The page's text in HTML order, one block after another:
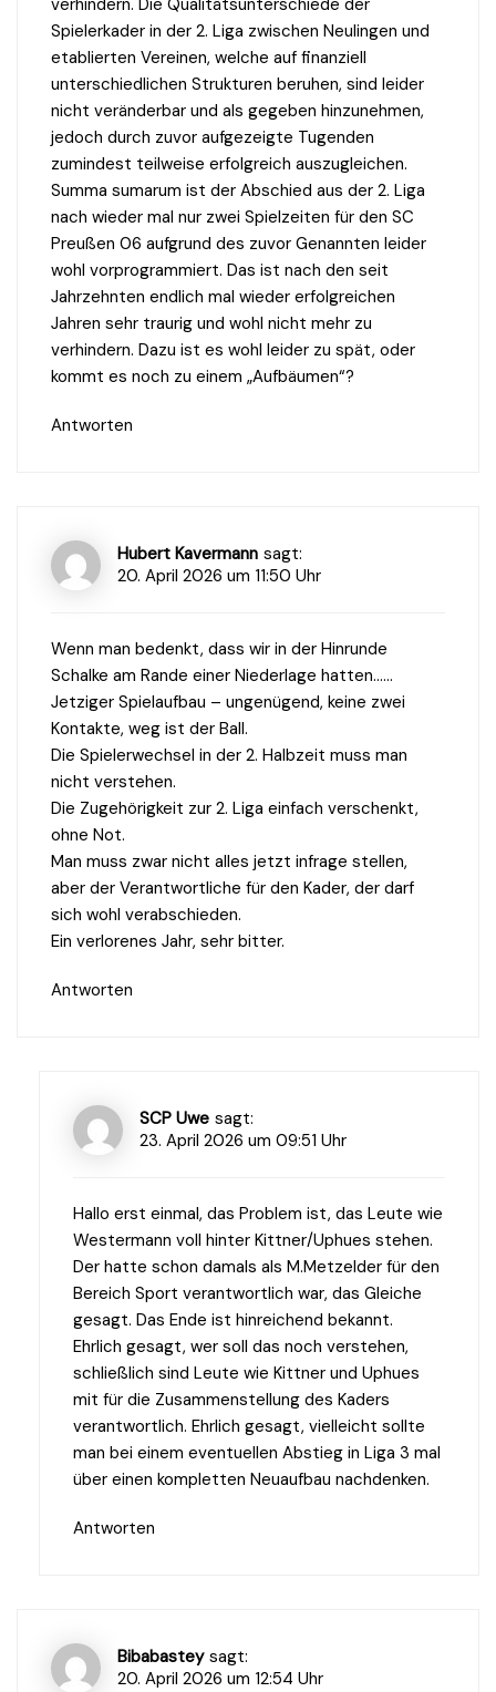
Spielerkader in der 2. Liga zwischen Neulingen und
etablierten Vereinen, welche auf finanziell
unterschiedlichen Strukturen beruhen, sind leider
nicht veränderbar und als gegeben hinzunehmen,
jedoch durch zuvor aufgezeigte Tugenden
zumindest teilweise erfolgreich auszugleichen.
Summa sumarum ist der Abschied aus der 2. Liga
nach wieder mal nur zwei Spielzeiten für den SC
Preußen 06 aufgrund des zuvor Genannten leider
wohl vorprogrammiert. Das ist nach den seit
Jahrzehnten endlich mal wieder erfolgreichen
Jahren sehr traurig und wohl nicht mehr zu
verhindern. Dazu ist es wohl leider zu spät, oder
kommt es noch zu einem „Aufbäumen“?
Antworten
Hubert Kavermann sagt:
20. April 2026 um 11:50 Uhr
Wenn man bedenkt, dass wir in der Hinrunde
Schalke am Rande einer Niederlage hatten……
Jetziger Spielaufbau – ungenügend, keine zwei
Kontakte, weg ist der Ball.
Die Spielerwechsel in der 2. Halbzeit muss man
nicht verstehen.
Die Zugehörigkeit zur 2. Liga einfach verschenkt,
ohne Not.
Man muss zwar nicht alles jetzt infrage stellen,
aber der Verantwortliche für den Kader, der darf
sich wohl verabschieden.
Ein verlorenes Jahr, sehr bitter.
Antworten
SCP Uwe sagt:
23. April 2026 um 09:51 Uhr
Hallo erst einmal, das Problem ist, das Leute wie
Westermann voll hinter Kittner/Uphues stehen.
Der hatte schon damals als M.Metzelder für den
Bereich Sport verantwortlich war, das Gleiche
gesagt. Das Ende ist hinreichend bekannt.
Ehrlich gesagt, wer soll das noch verstehen,
schließlich sind Leute wie Kittner und Uphues
mit für die Zusammenstellung des Kaders
verantwortlich. Ehrlich gesagt, vielleicht sollte
man bei einem eventuellen Abstieg in Liga 3 mal
über einen kompletten Neuaufbau nachdenken.
Antworten
Bibabastey sagt:
20. April 2026 um 12:54 Uhr